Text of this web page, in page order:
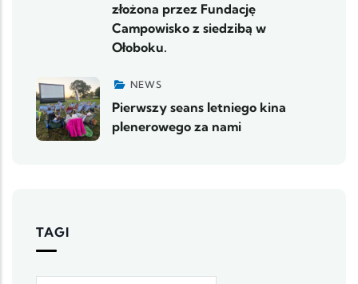
złożona przez Fundację
Campowisko z siedzibą w
Ołoboku.
NEWS
Pierwszy seans letniego kina
plenerowego za nami
TAGI